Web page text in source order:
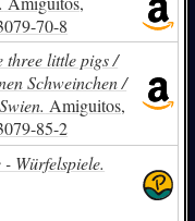
70-8
three little pigs /
Schweinchen /
Amiguitos,
85-2
Würfelspiele.